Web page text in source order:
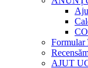
Formular
AJUT